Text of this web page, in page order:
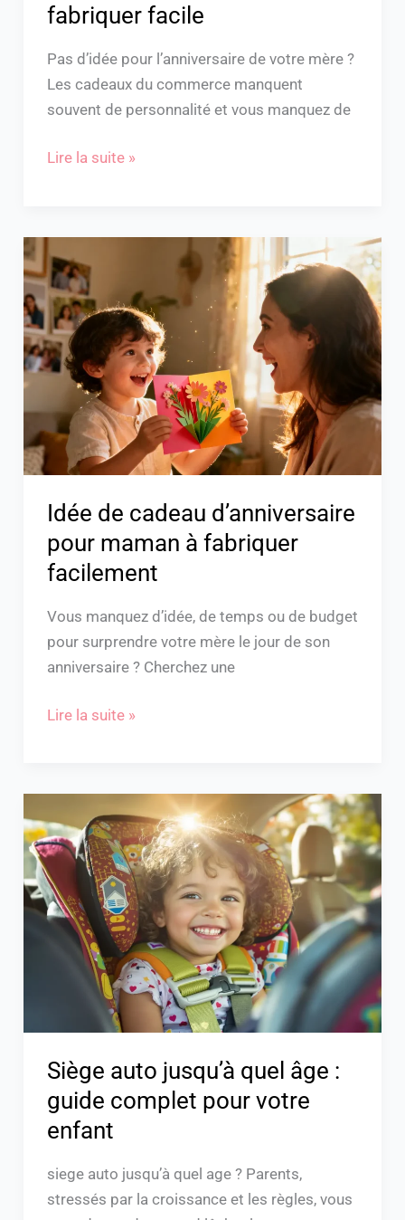
fabriquer facile
Pas d’idée pour l’anniversaire de votre mère ?
Les cadeaux du commerce manquent
souvent de personnalité et vous manquez de
Lire la suite »
Idée de cadeau d’anniversaire
pour maman à fabriquer
facilement
Vous manquez d’idée, de temps ou de budget
pour surprendre votre mère le jour de son
anniversaire ? Cherchez une
de
cadeau
d’anniversaire
pour
maman
fabriquer
facilement
Lire la suite »
Siège auto jusqu’à quel âge :
guide complet pour votre
enfant
siege auto jusqu’à quel age ? Parents,
stressés par la croissance et les règles, vous
auto
jusqu’à
quel
âge
guide
complet
votre
enfant